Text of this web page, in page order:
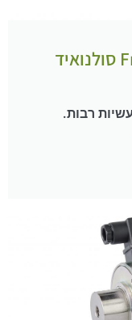
Frame Linear Solenoids סולנואיד
רבות.